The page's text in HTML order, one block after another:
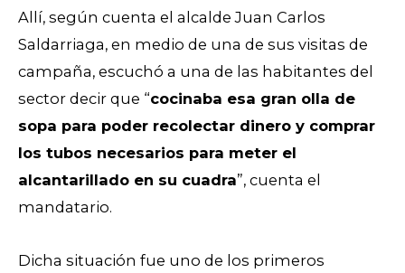
Allí, según cuenta el alcalde Juan Carlos
Saldarriaga, en medio de una de sus visitas de
campaña, escuchó a una de las habitantes del
sector decir que “cocinaba esa gran olla de
sopa para poder recolectar dinero y comprar
los tubos necesarios para meter el
alcantarillado en su cuadra”, cuenta el
mandatario.
Dicha situación fue uno de los primeros